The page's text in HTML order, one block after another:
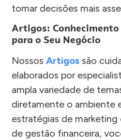
tomar decisões mais
Artigos:
para o Seu Negócio
Nossos Artigos são
elaborados por
ampla variedade de
diretamente o ambiente
estratégias de
de gestão financeira,